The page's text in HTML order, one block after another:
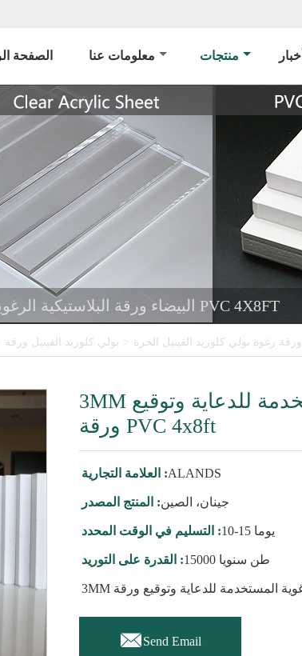
الصفحة معلومات عنا منتجات أخبار
3MM البيضاء ورقة البلاستيكية الرغوية المستخدمة للدعاية وتوقيع ورقة PVC 4X8FT
بولي كلوريد الفينيل ورقة > ورقة رغوة بولي كلوريد الفينيل الحرة
3MM البيضاء ورقة البلاستيكية الرغوية المستخدمة للدعاية وتوقيع
ورقة PVC 4x8ft
العلامة التجارية :ALANDS
المنتج المصدر :جينان، الصين
التسليم في الوقت المحدد : 10-15 يوما
القدرة على التوريد : 15000 طن سنويا
Send Email